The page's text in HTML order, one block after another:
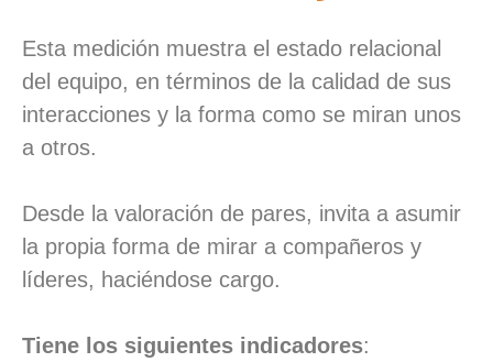
Esta medición muestra el estado relacional
del equipo, en términos de la calidad de sus
interacciones y la forma como se miran unos
a otros.
Desde la valoración de pares, invita a asumir
la propia forma de mirar a compañeros y
líderes, haciéndose cargo.
Tiene los siguientes indicadores: